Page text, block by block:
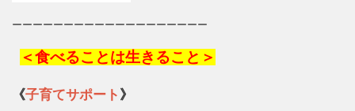
ーーーーーーーーーーーーーーーーーーー
＜食べることは生きること＞
《子育てサポート 》